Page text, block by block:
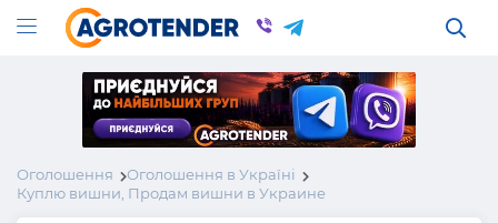
Оголошення
Оголошення в Україні
Куплю вишни, Продам вишни в Украине